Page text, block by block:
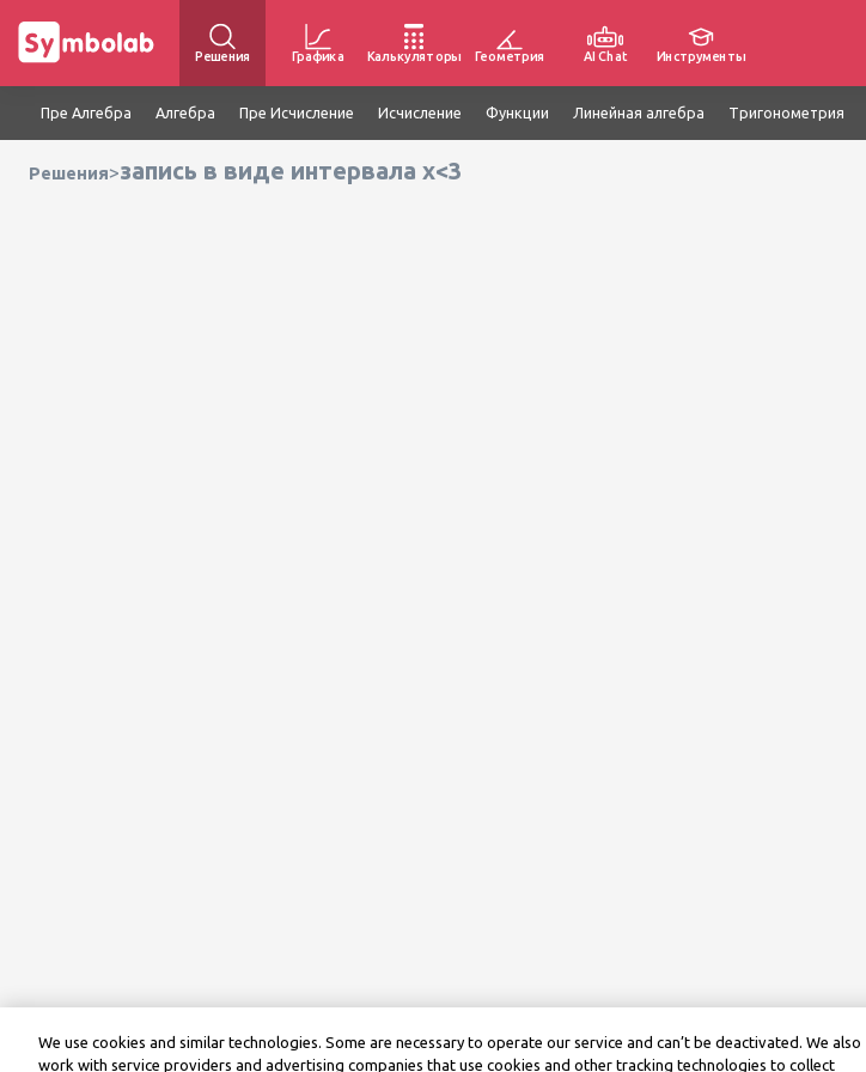
Решения Графика Калькуляторы Геометрия AI Chat Инструменты
Пре Алгебра Алгебра Пре Исчисление Исчисление Функции Линейная алгебра Тригонометрия
Решения>запись в виде интервала x<3
We use cookies and similar technologies. Some are necessary to operate our service and can’t be deactivated. We also
work with service providers and advertising companies that use cookies and other tracking technologies to collect